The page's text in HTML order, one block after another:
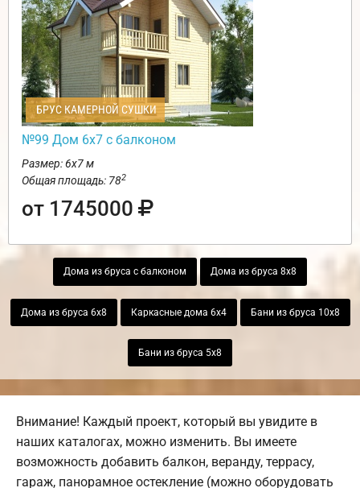
БРУС КАМЕРНОЙ СУШКИ
№99 Дом 6х7 с балконом
Размер: 6х7 м
Общая площадь: 782
от 1745000
Дома из бруса с балконом Дома из бруса 8х8
Дома из бруса 6х8 Каркасные дома 6х4 Бани из бруса 10х8
Бани из бруса 5х8
Внимание! Каждый проект, который вы увидите в
наших каталогах, можно изменить. Вы имеете
возможность добавить балкон, веранду, террасу,
гараж, панорамное остекление (можно оборудовать